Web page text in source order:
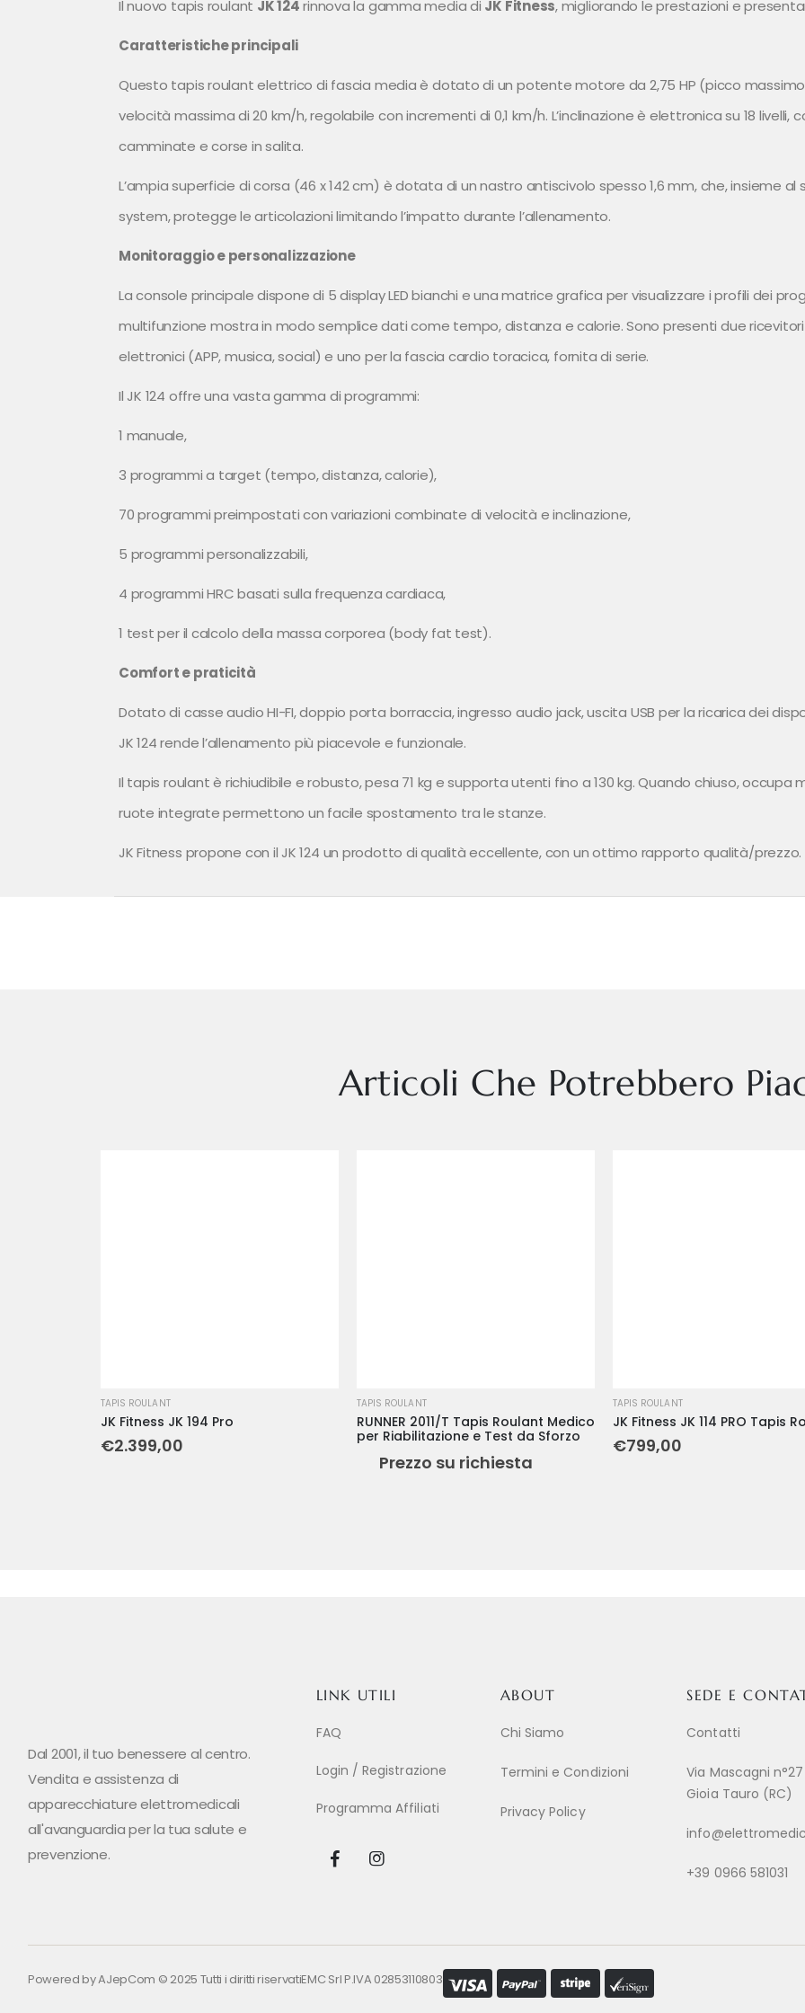
Il nuovo tapis roulant JK 124rinnova la gamma media di JK Fitness, migliorando le prestazioni e
Caratteristiche principali
Questo tapis roulant elettrico di fascia media è dotato di un potente motore da 2,75 HP (picco
velocità massima di 20 km/h, regolabile con incrementi di 0,1 km/h. L’inclinazione è elettronica su 18 livelli,
camminate e corse in salita.
L’ampia superficie di corsa (46 x 142 cm) è dotata di un nastro antiscivolo spesso 1,6 mm, che, insieme
system, protegge le articolazioni limitando l’impatto durante l’allenamento.
Monitoraggio e personalizzazione
La console principale dispone di 5 display LED bianchi e una matrice grafica per visualizzare i profili dei
multifunzione mostra in modo semplice dati come tempo, distanza e calorie. Sono presenti due
elettronici (APP, musica, social) e uno per la fascia cardio toracica, fornita di serie.
Il JK 124 offre una vasta gamma di programmi:
1 manuale,
3 programmi a target (tempo, distanza, calorie),
70 programmi preimpostati con variazioni combinate di velocità e inclinazione,
5 programmi personalizzabili,
4 programmi HRC basati sulla frequenza cardiaca,
1 test per il calcolo della massa corporea (body fat test).
Comfort e praticità
Dotato di casse audio HI-FI, doppio porta borraccia, ingresso audio jack, uscita USB per la ricarica dei
JK 124 rende l’allenamento più piacevole e funzionale.
Il tapis roulant è richiudibile e robusto, pesa 71 kg e supporta utenti fino a 130 kg. Quando chiuso,
ruote integrate permettono un facile spostamento tra le stanze.
JK Fitness propone con il JK 124 un prodotto di qualità eccellente, con un ottimo rapporto qualità/prezzo.
Articoli Che Potrebbero
TAPIS ROULANT
JK Fitness JK 194 Pro
€2.399,00
TAPIS ROULANT
RUNNER 2011/T Tapis Roulant Medico
per Riabilitazione e Test da Sforzo
Prezzo su richiesta
TAPIS ROULANT
JK Fitness JK 114 PRO Tapis
€799,00
Dal 2001, il tuo benessere al centro.
Vendita e assistenza di
apparecchiature elettromedicali
all'avanguardia per la tua salute e
prevenzione.
LINK UTILI
FAQ
Login / Registrazione
Programma Affiliati
ABOUT
Chi Siamo
Termini e Condizioni
Privacy Policy
SEDE E
Contatti
Via Mascagni
Gioia Tauro (RC)
+39 0966 581031
Powered byAJepCom © 2025 Tutti i diritti riservatiEMC Srl P.IVA 02853110803